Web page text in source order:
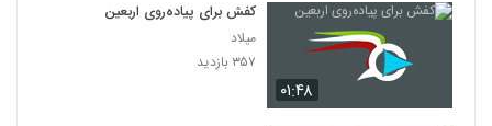
۰۱:۴۸
کفش برای پیاده‌روی اربعین
میلاد
۳۵۷ بازدید